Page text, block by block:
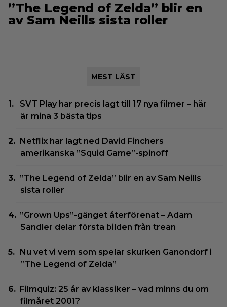
”The Legend of Zelda” blir en
av Sam Neills sista roller
MEST LÄST
SVT Play har precis lagt till 17 nya filmer – här
är mina 3 bästa tips
Netflix har lagt ned David Finchers
amerikanska ”Squid Game”-spinoff
”The Legend of Zelda” blir en av Sam Neills
sista roller
”Grown Ups”-gänget återförenat – Adam
Sandler delar första bilden från trean
Nu vet vi vem som spelar skurken Ganondorf i
”The Legend of Zelda”
Filmquiz: 25 år av klassiker – vad minns du om
filmåret 2001?